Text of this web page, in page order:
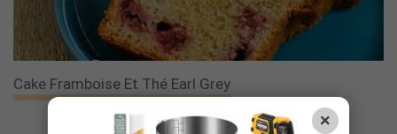
Cake Framboise Et Thé Earl Grey
×